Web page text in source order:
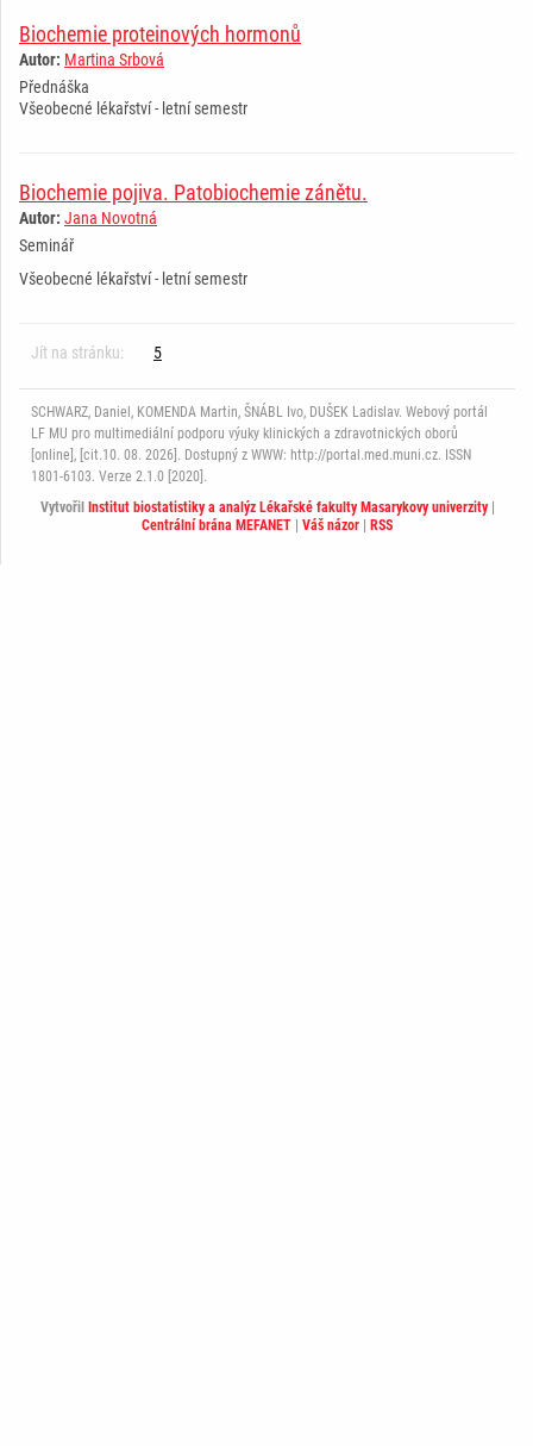
Biochemie proteinových hormonů
Autor: Martina Srbová
Přednáška
Všeobecné lékařství - letní semestr
Biochemie pojiva. Patobiochemie zánětu.
Autor: Jana Novotná
Seminář
Všeobecné lékařství - letní semestr
Jít na stránku: 5
SCHWARZ, Daniel, KOMENDA Martin, ŠNÁBL Ivo, DUŠEK Ladislav. Webový portál
LF MU pro multimediální podporu výuky klinických a zdravotnických oborů
[online], [cit.10. 08. 2026]. Dostupný z WWW: http://portal.med.muni.cz. ISSN
1801-6103. Verze 2.1.0 [2020].
Vytvořil Institut biostatistiky a analýz Lékařské fakulty Masarykovy univerzity|
Centrální brána MEFANET | Váš názor | RSS